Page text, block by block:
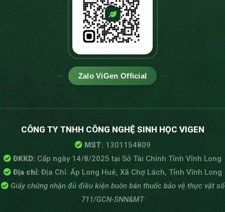
Zalo ViGen Official
CÔNG TY TNHH CÔNG NGHỆ SINH HỌC VIGEN
MST:1301154809
ĐKKD: Cấp ngày 14/8/2025 tại Sở Tài Chính Tỉnh Vĩnh Long
Địa chỉ:Địa Chỉ: Ấp Long Huê, Xã Chợ Lách, Tỉnh Vĩnh Long
Giấy chứng nhận đủ điều kiện buôn bán thuốc bảo vệ thực vật số
711/GCN-SNN&MT